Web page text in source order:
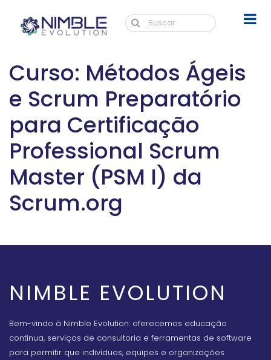
Curso: Métodos Ágeis
e Scrum Preparatório
para Certificação
Professional Scrum
Master (PSM I) da
Scrum.org
NIMBLE EVOLUTION
Bem-vindo à Nimble Evolution: oferecemos educação
contínua, serviços de consultoria e ferramentas de software
para permitir que indivíduos, equipes e organizações